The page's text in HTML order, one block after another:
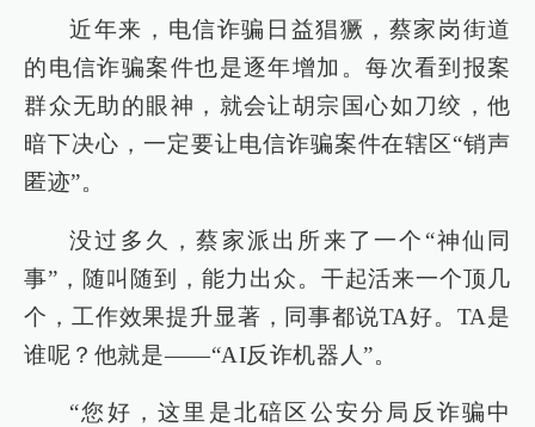
近年来，电信诈骗日益猖獗，蔡家岗街道
的电信诈骗案件也是逐年增加。每次看到报案
群众无助的眼神，就会让胡宗国心如刀绞，他
暗下决心，一定要让电信诈骗案件在辖区“销声
匿迹”。
没过多久，蔡家派出所来了一个“神仙同
事”，随叫随到，能力出众。干起活来一个顶几
个，工作效果提升显著，同事都说TA好。TA是
谁呢？他就是――“AI反诈机器人”。
“您好，这里是北碚区公安分局反诈骗中